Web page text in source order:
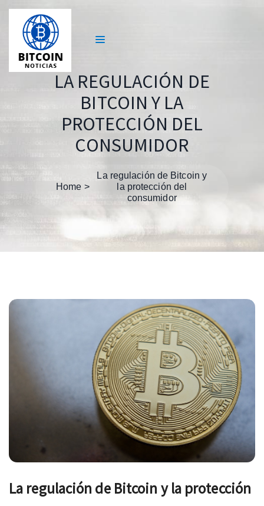
LA REGULACIÓN DE
BITCOIN Y LA
PROTECCIÓN DEL
CONSUMIDOR
Home
La regulación de Bitcoin y
la protección del
consumidor
La regulación de Bitcoin y la protección
Navegación
de
entradas